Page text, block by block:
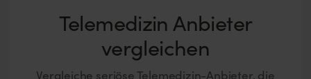
Telemedizin Anbieter
vergleichen
Vergleiche seriöse Telemedizin-Anbieter, die